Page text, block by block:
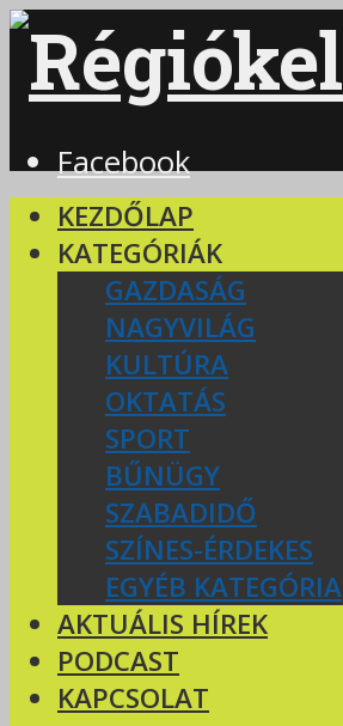
Facebook
KEZDŐLAP
KATEGÓRIÁK
GAZDASÁG
NAGYVILÁG
KULTÚRA
OKTATÁS
SPORT
BŰNÜGY
SZABADIDŐ
SZÍNES-ÉRDEKES
EGYÉB KATEGÓRIA
AKTUÁLIS HÍREK
PODCAST
KAPCSOLAT